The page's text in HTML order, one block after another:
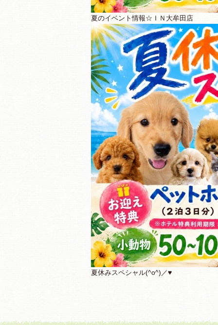
夏のイベント情報☆ＩＮ大牟田店
夏休みスペシャル(^o^)／♥